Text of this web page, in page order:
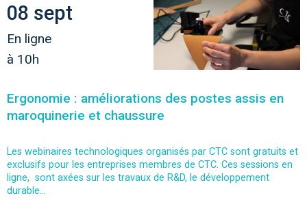
08 sept
En ligne
à 10h
Ergonomie : améliorations des postes assis en
maroquinerie et chaussure
Les webinaires technologiques organisés par CTC sont gratuits et
exclusifs pour les entreprises membres de CTC. Ces sessions en
ligne, sont axées sur les travaux de R&D, le développement
durable...